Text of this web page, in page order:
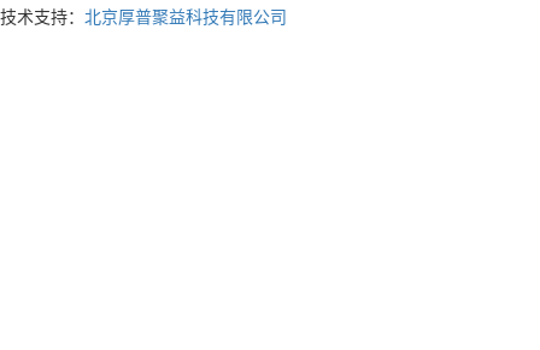
技术支持： 北京厚普聚益科技有限公司